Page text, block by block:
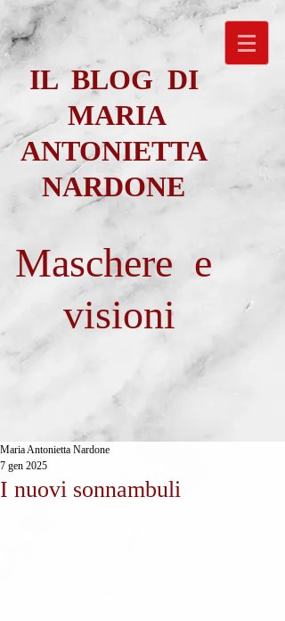
IL BLOG DI
MARIA
ANTONIETTA
NARDONE
Maschere e
visioni
I nuovi sonnambuli
Maria Antonietta Nardone
7 gen 2025